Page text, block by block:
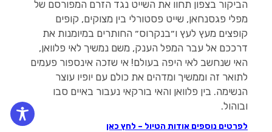
הביקור בצפון תחוו את השייט נגד הזרם המפורסם של
מפלי פגסנחאן, שייט פסטורלי בין מצוקים, קופים
קופצים מעץ לעץ ו״בנקרוס״ החותרים במיומנות את
דרככם אל עבר המפל הענק, משם נמשיך לאי פלוואן,
האי שנחשב לאי היפה בעולם! אי שזכה אינספור פעמים
לתואר זה וממשיך ומדהים את כולם עם יופיו עוצר
הנשימה. בין פלוואן והאי בורקאי נעבור באיים סבו
ובוהול.
לפרטים נוספים אודות הטיול – לחץ כאן